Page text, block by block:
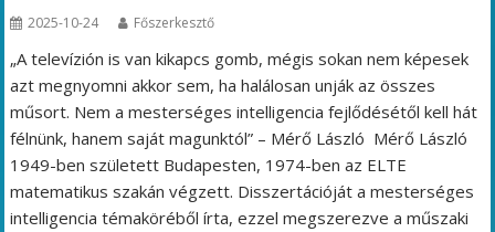
2025-10-24 Főszerkesztő
„A televízión is van kikapcs gomb, mégis sokan nem képesek
azt megnyomni akkor sem, ha halálosan unják az összes
műsort. Nem a mesterséges intelligencia fejlődésétől kell hát
félnünk, hanem saját magunktól” – Mérő László Mérő László
1949-ben született Budapesten, 1974-ben az ELTE
matematikus szakán végzett. Disszertációját a mesterséges
intelligencia témaköréből írta, ezzel megszerezve a műszaki